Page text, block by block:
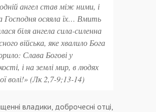
ангел став між ними, і
Господня осяяла їх… Вмить
біля ангела сила-силенна
війська, яке хвалило Бога
Слава Богові у
і на землі мир, в людях
волі!» (Лк 2,7-9;13-14)
владики, доброчесні отці,